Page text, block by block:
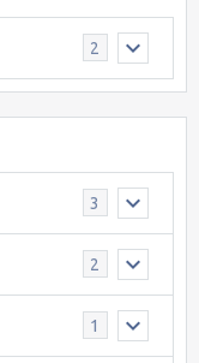
2
3
2
1